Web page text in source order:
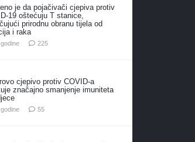
je da pojačivači cjepiva protiv
19 oštećuju T stanice,
prirodnu obranu tijela od
i raka
225komentara
cjepivo protiv COVID-a
značajno smanjenje imuniteta
55komentara